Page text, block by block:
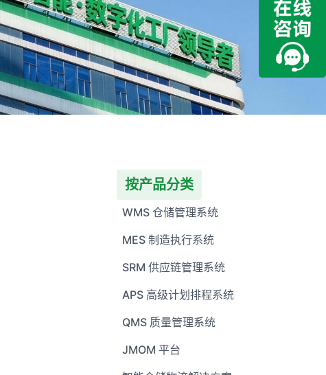
按产品分类
WMS 仓储管理系统
MES 制造执行系统
SRM 供应链管理系统
APS 高级计划排程系统
QMS 质量管理系统
JMOM 平台